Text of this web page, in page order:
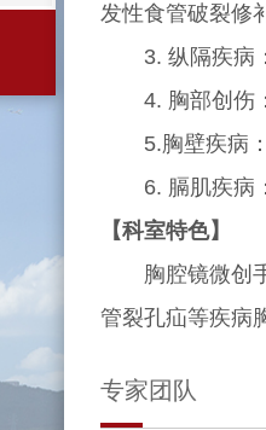
发性食管破裂修
3. 纵隔疾病：
4. 胸部创伤：
5.胸壁疾病：
6. 膈肌疾病：
【科室特色】
胸腔镜微创手
管裂孔疝等疾病
专家团队